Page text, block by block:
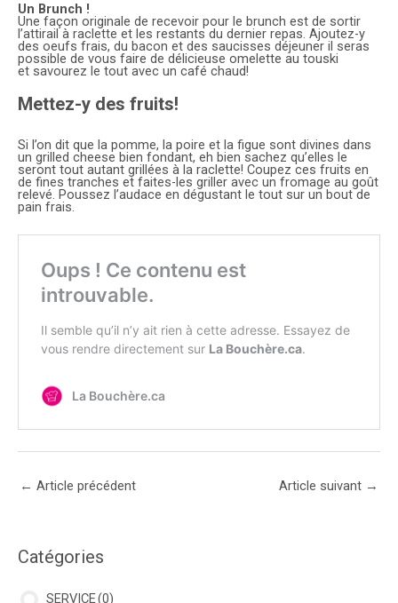
Catégories
SERVICE(0)
Un Brunch !
Une façon originale de recevoir pour le brunch est de sortir
l’attirail à raclette et les restants du dernier repas. Ajoutez-y
des oeufs frais, du bacon et des saucisses déjeuner il seras
possible de vous faire de délicieuse omelette au touski
et savourez le tout avec un café chaud!
Mettez-y des fruits!
Si l’on dit que la pomme, la poire et la figue sont divines dans
un grilled cheese bien fondant, eh bien sachez qu’elles le
seront tout autant grillées à la raclette! Coupez ces fruits en
de fines tranches et faites-les griller avec un fromage au goût
relevé. Poussez l’audace en dégustant le tout sur un bout de
pain frais.
des
← Article précédent Article suivant →